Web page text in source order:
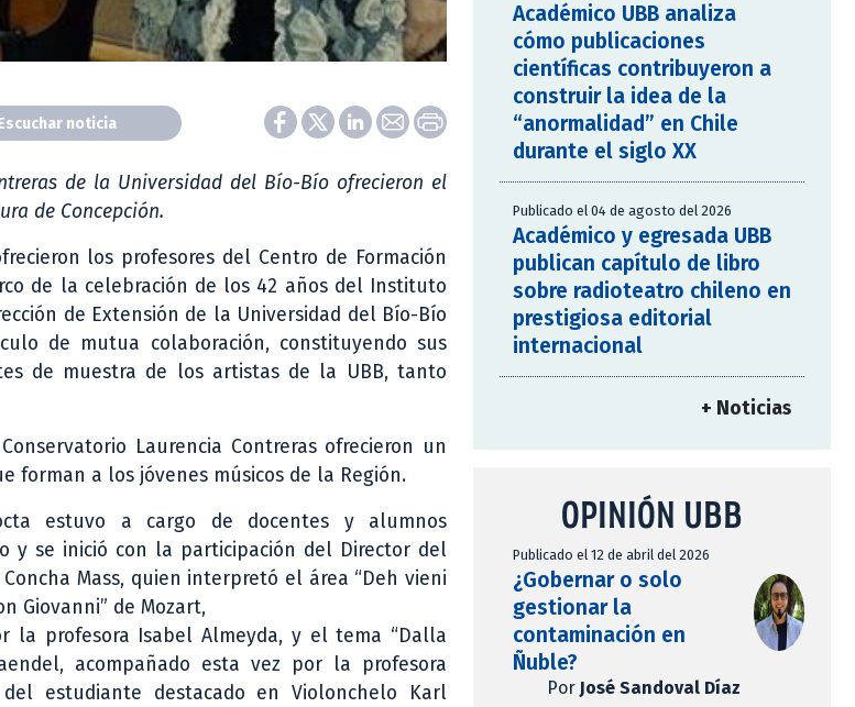
noticia
de la Universidad del Bío-Bío ofrecieron el
de Concepción.
los profesores del Centro de Formación
de la celebración de los 42 años del Instituto
de Extensión de la Universidad del Bío-Bío
de mutua colaboración, constituyendo sus
de muestra de los artistas de la UBB, tanto
Laurencia Contreras ofrecieron un
forman a los jóvenes músicos de la Región.
estuvo a cargo de docentes y alumnos
y se inició con la participación del Director del
Mass, quien interpretó el área “Deh vieni
Giovanni” de Mozart,
la profesora Isabel Almeyda, y el tema “Dalla
acompañado esta vez por la profesora
estudiante destacado en Violonchelo Karl
Académico UBB analiza
cómo publicaciones
científicas contribuyeron a
construir la idea de la
“anormalidad” en Chile
durante el siglo XX
Publicado el 04 de agosto del 2026
Académico y egresada UBB
publican capítulo de libro
sobre radioteatro chileno en
prestigiosa editorial
internacional
+ Noticias
OPINIÓN UBB
Publicado el 12 de abril del 2026
¿Gobernar o solo
gestionar la
contaminación en
Ñuble?
Por José Sandoval Díaz